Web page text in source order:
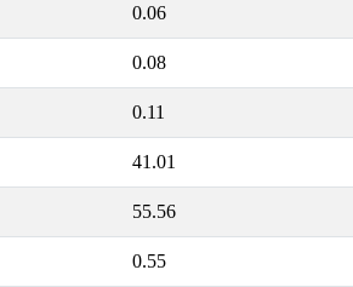
0.06
0.08
0.11
41.01
55.56
0.55